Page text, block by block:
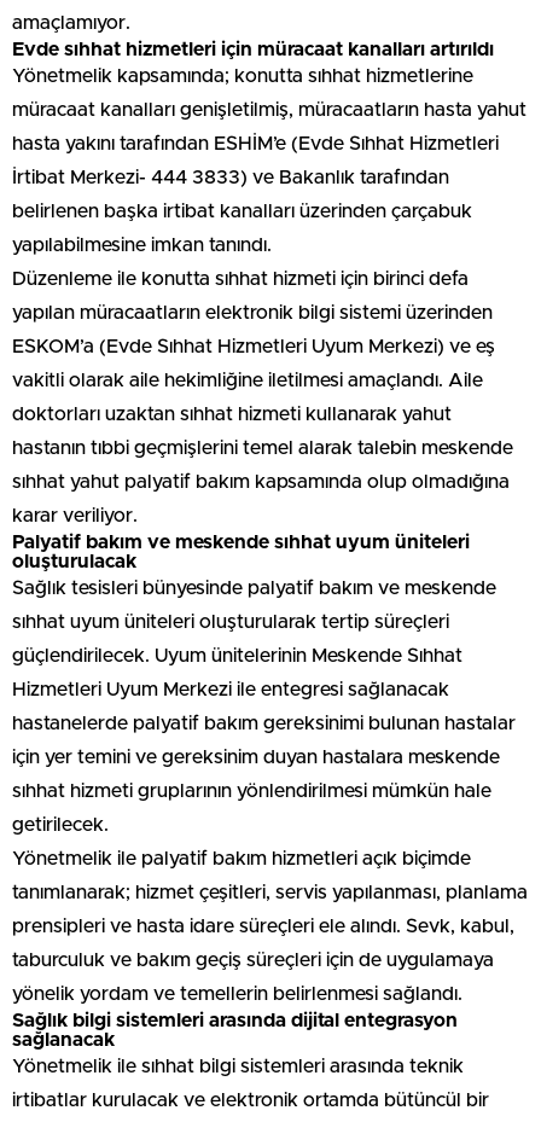
amaçlamıyor.
Evde sıhhat hizmetleri için müracaat kanalları artırıldı
Yönetmelik kapsamında; konutta sıhhat hizmetlerine
müracaat kanalları genişletilmiş, müracaatların hasta yahut
hasta yakını tarafından ESHİM’e (Evde Sıhhat Hizmetleri
İrtibat Merkezi- 444 3833) ve Bakanlık tarafından
belirlenen başka irtibat kanalları üzerinden çarçabuk
yapılabilmesine imkan tanındı.
Düzenleme ile konutta sıhhat hizmeti için birinci defa
yapılan müracaatların elektronik bilgi sistemi üzerinden
ESKOM’a (Evde Sıhhat Hizmetleri Uyum Merkezi) ve eş
vakitli olarak aile hekimliğine iletilmesi amaçlandı. Aile
doktorları uzaktan sıhhat hizmeti kullanarak yahut
hastanın tıbbi geçmişlerini temel alarak talebin meskende
sıhhat yahut palyatif bakım kapsamında olup olmadığına
karar veriliyor.
Palyatif bakım ve meskende sıhhat uyum üniteleri
oluşturulacak
Sağlık tesisleri bünyesinde palyatif bakım ve meskende
sıhhat uyum üniteleri oluşturularak tertip süreçleri
güçlendirilecek. Uyum ünitelerinin Meskende Sıhhat
Hizmetleri Uyum Merkezi ile entegresi sağlanacak
hastanelerde palyatif bakım gereksinimi bulunan hastalar
için yer temini ve gereksinim duyan hastalara meskende
sıhhat hizmeti gruplarının yönlendirilmesi mümkün hale
getirilecek.
Yönetmelik ile palyatif bakım hizmetleri açık biçimde
tanımlanarak; hizmet çeşitleri, servis yapılanması, planlama
prensipleri ve hasta idare süreçleri ele alındı. Sevk, kabul,
taburculuk ve bakım geçiş süreçleri için de uygulamaya
yönelik yordam ve temellerin belirlenmesi sağlandı.
Sağlık bilgi sistemleri arasında dijital entegrasyon
sağlanacak
Yönetmelik ile sıhhat bilgi sistemleri arasında teknik
irtibatlar kurulacak ve elektronik ortamda bütüncül bir